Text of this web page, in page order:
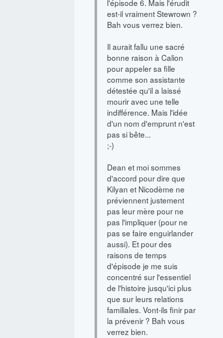
l'épisode 6. Mais l'érudit
est-il vraiment Stewrown ?
Bah vous verrez bien.
Il aurait fallu une sacré
bonne raison à Calion
pour appeler sa fille
comme son assistante
détestée qu'il a laissé
mourir avec une telle
indifférence. Mais l'idée
d'un nom d'emprunt n'est
pas si bête...
;-)
Dean et moi sommes
d'accord pour dire que
Kilyan et Nicodème ne
préviennent justement
pas leur mère pour ne
pas l'impliquer (pour ne
pas se faire enguirlander
aussi). Et pour des
raisons de temps
d'épisode je me suis
concentré sur l'essentiel
de l'histoire jusqu'ici plus
que sur leurs relations
familiales. Vont-ils finir par
la prévenir ? Bah vous
verrez bien.